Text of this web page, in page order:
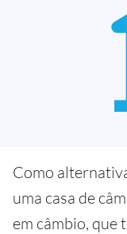
Como
uma casa de
em câmbio, que